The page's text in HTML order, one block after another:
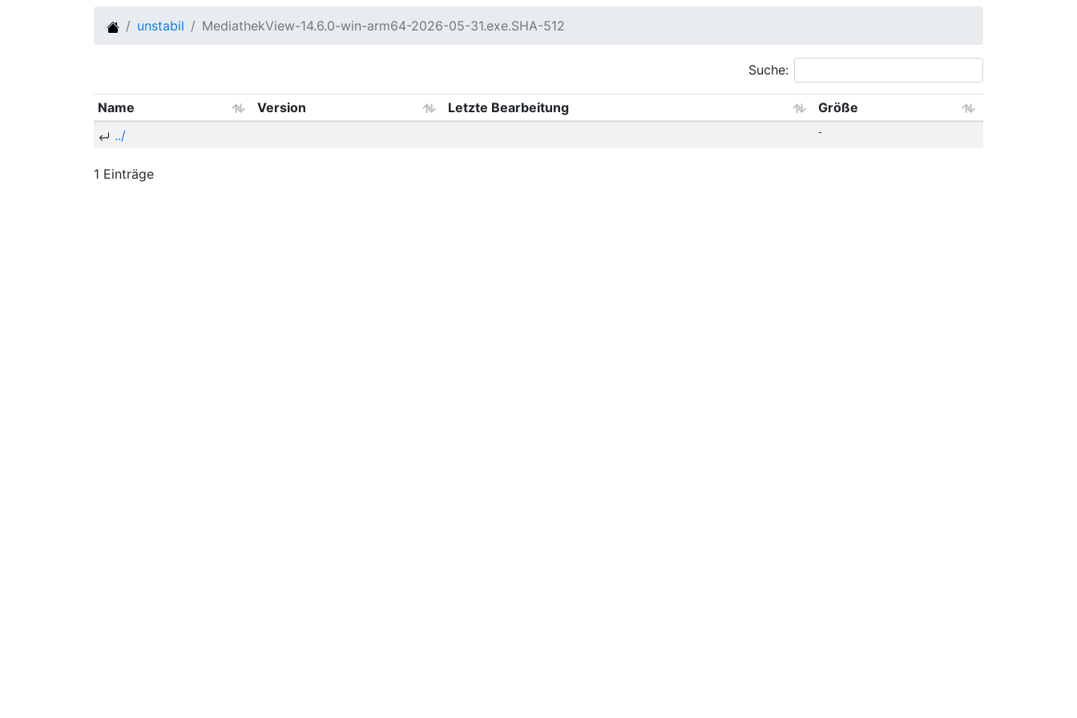
unstabil MediathekView-14.6.0-win-arm64-2026-05-31.exe.SHA-512
Suche:
Name Version Letzte Bearbeitung
Größe
../
-
1 Einträge